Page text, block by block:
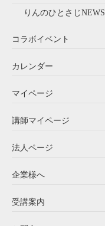
りんのひとさじNEWS
コラボイベント
カレンダー
マイページ
講師マイページ
法人ページ
企業様へ
受講案内